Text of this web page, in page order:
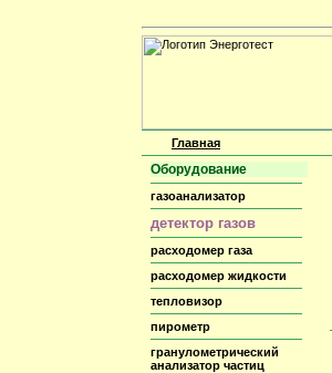
Главная
Оборудование
газоанализатор
детектор газов
расходомер газа
расходомер жидкости
тепловизор
пирометр
гранулометрический
анализатор частиц